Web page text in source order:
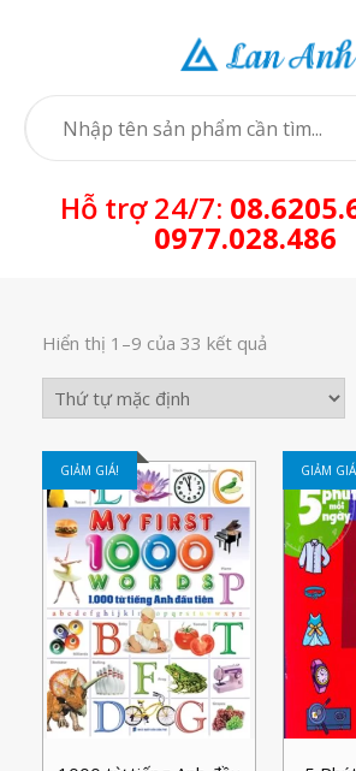
Hỗ trợ 24/7:
0977.028.486
Hiển thị 1–9 của 33 kết quả
GIẢM GIÁ! GIẢM